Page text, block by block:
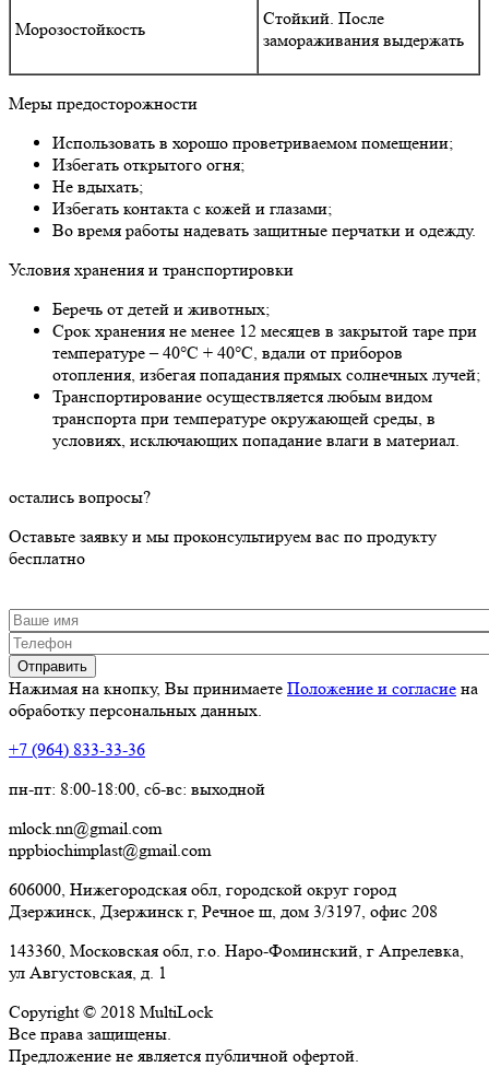
Морозостойкость
Стойкий. После
замораживания выдержать
Меры предосторожности
Использовать в хорошо проветриваемом помещении;
Избегать открытого огня;
Не вдыхать;
Избегать контакта с кожей и глазами;
Во время работы надевать защитные перчатки и одежду.
Условия хранения и транспортировки
Беречь от детей и животных;
Срок хранения не менее 12 месяцев в закрытой таре при
температуре – 40°С + 40°С, вдали от приборов
отопления, избегая попадания прямых солнечных лучей;
Транспортирование осуществляется любым видом
транспорта при температуре окружающей среды, в
условиях, исключающих попадание влаги в материал.
остались вопросы?
Оставьте заявку и мы проконсультируем вас по продукту
бесплатно
Ваше имя
Телефон
Нажимая на кнопку, Вы принимаете Положение и согласие на
обработку персональных данных.
+7 (964) 833-33-36
пн-пт: 8:00-18:00, сб-вс: выходной
mlock.nn@gmail.com
nppbiochimplast@gmail.com
606000, Нижегородская обл, городской округ город
Дзержинск, Дзержинск г, Речное ш, дом 3/3197, офис 208
143360, Московская обл, г.о. Наро-Фоминский, г Апрелевка,
ул Августовская, д. 1
Copyright © 2018 MultiLock
Все права защищены.
Предложение не является публичной офертой.